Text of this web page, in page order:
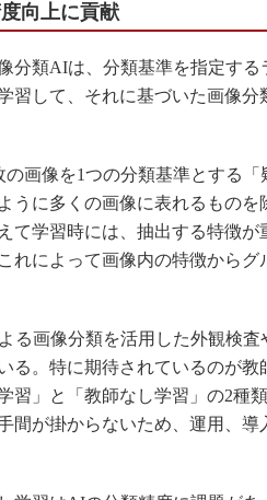
製
知
海
グ
向上に貢献
分類AIは、分類基準を指定する
習して、それに基づいた画像
画像を1つの分類基準とする「
うに多くの画像に表れるもの
て学習時には、抽出する特徴
れによって画像内の特徴から
る画像分類を活用した外観検査
る。特に期待されているのが
習」と「教師なし学習」の2種
間が掛からないため、運用、導